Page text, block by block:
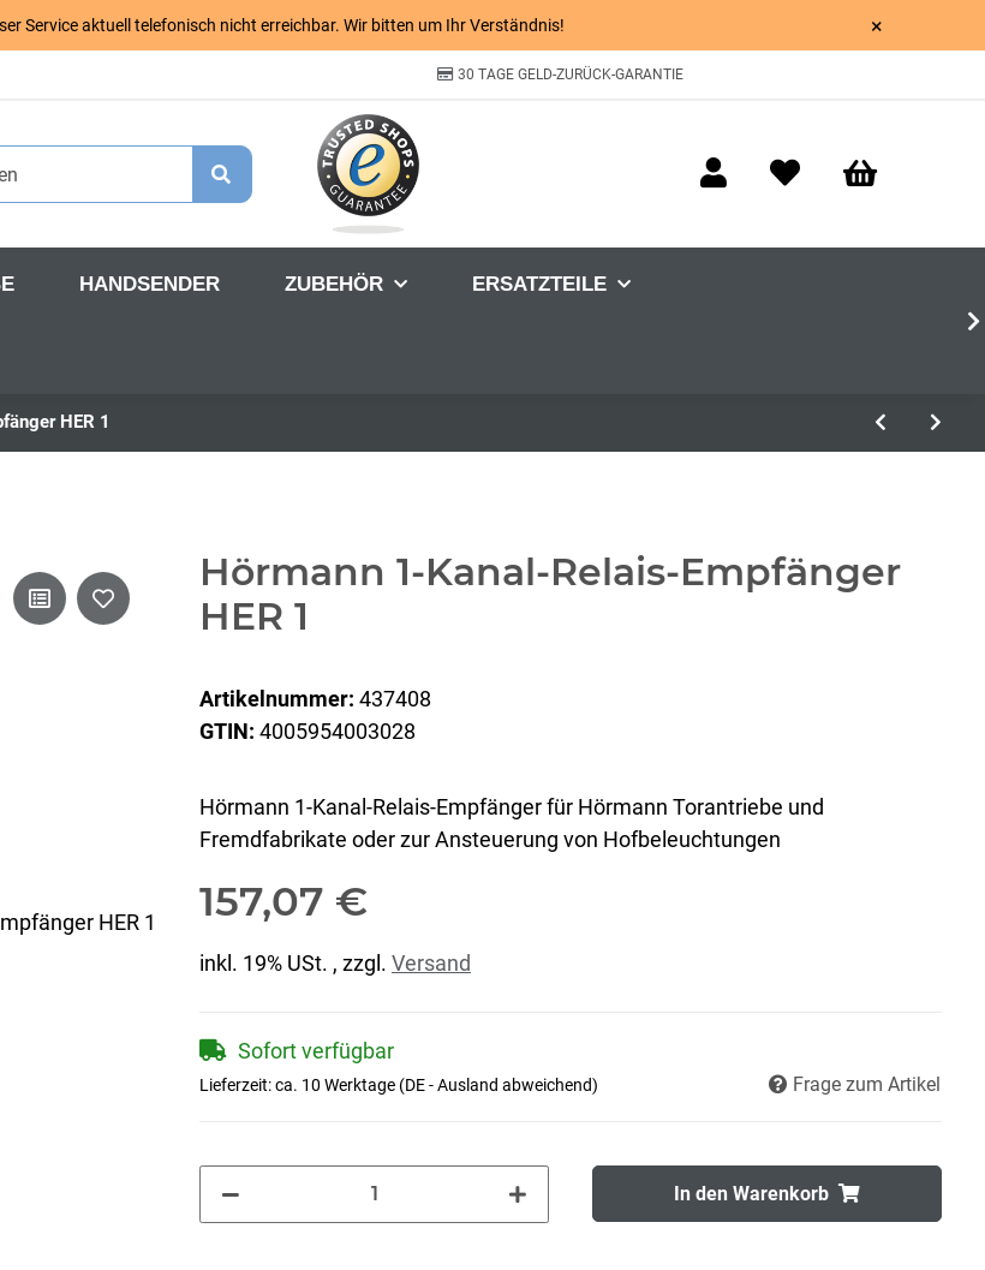
Service aktuell telefonisch nicht erreichbar. Wir bitten um Ihr Verständnis! ×
30 TAGE GELD-ZURÜCK-GARANTIE
HANDSENDER ZUBEHÖR ERSATZTEILE
HER 1
Hörmann 1-Kanal-Relais-Empfänger
HER 1
Artikelnummer: 437408
GTIN: 4005954003028
Hörmann 1-Kanal-Relais-Empfänger für Hörmann Torantriebe und
Fremdfabrikate oder zur Ansteuerung von Hofbeleuchtungen
157,07 €
inkl. 19% USt. , zzgl. Versand
Sofort verfügbar
Lieferzeit:ca. 10 Werktage (DE - Ausland abweichend) Frage zum Artikel
In den Warenkorb